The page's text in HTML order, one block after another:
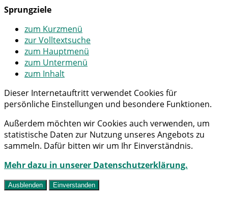
Sprungziele
zum Kurzmenü
zur Volltextsuche
zum Hauptmenü
zum Untermenü
zum Inhalt
Dieser Internetauftritt verwendet Cookies für
persönliche Einstellungen und besondere Funktionen.
Außerdem möchten wir Cookies auch verwenden, um
statistische Daten zur Nutzung unseres Angebots zu
sammeln. Dafür bitten wir um Ihr Einverständnis.
Mehr dazu in unserer Datenschutzerklärung.
Ausblenden Einverstanden